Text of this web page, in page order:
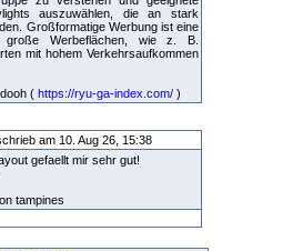
auszuwählen, die an stark
Großformatige Werbung ist eine
Werbeflächen, wie z. B.
mit hohem Verkehrsaufkommen
( https://ryu-ga-index.com/ )
am 10. Aug 26, 15:38
gefaellt mir sehr gut!
tampines